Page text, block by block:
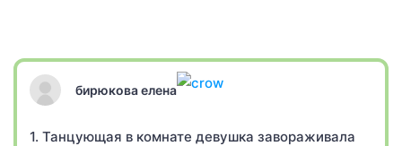
бирюкова елена
1. Танцующая в комнате девушка завораживала